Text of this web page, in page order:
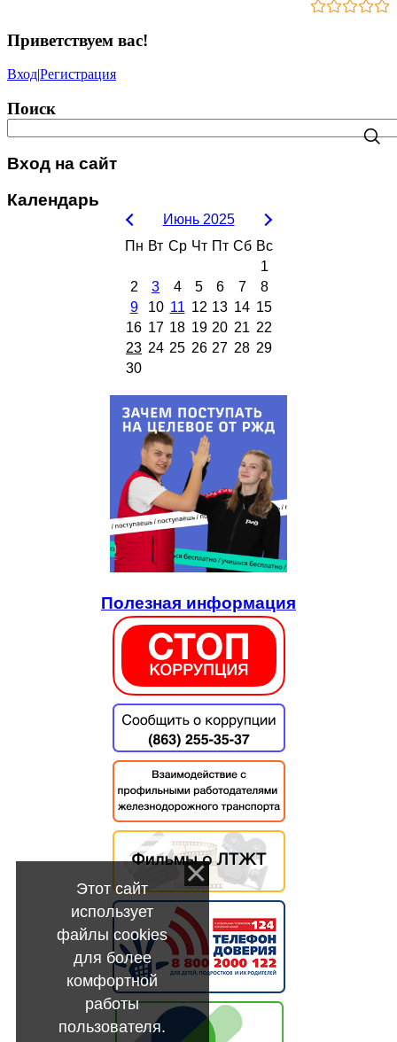
Приветствуем вас!
Вход|Регистрация
Поиск
Вход на сайт
Календарь
Июнь 2025
Пн Вт Ср Чт Пт Сб Вс
1
2
3 4 5 6 7
8
9
10 11 12 13 14 15
16 17 18 19 20 21 22
23 24 25 26 27 28 29
30
Полезная информация
Этот сайт
использует
файлы cookies
для более
комфортной
работы
пользователя.